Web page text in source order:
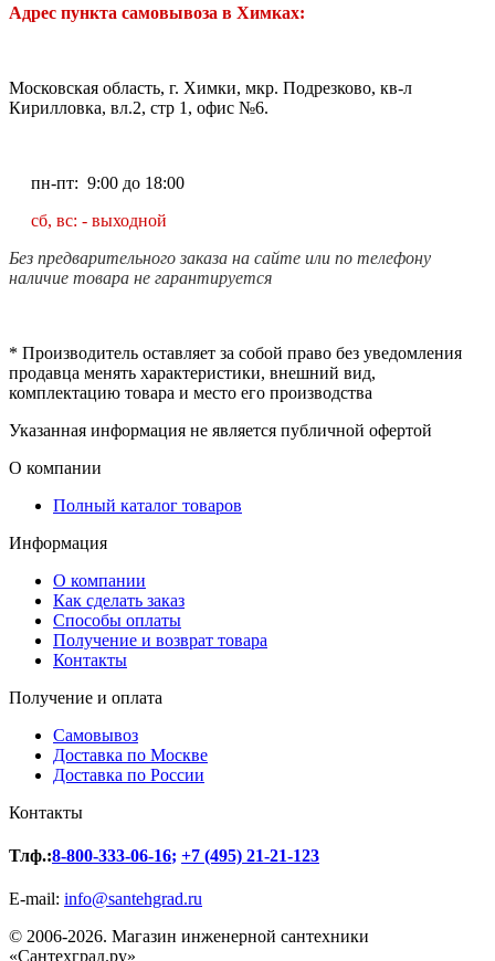
Адрес пункта самовывоза в Химках:
Московская область, г. Химки, мкр. Подрезково, кв-л
Кирилловка, вл.2, стр 1, офис №6.
пн-пт: 9:00 до 18:00
сб, вс: - выходной
Без предварительного заказа на сайте или по телефону
наличие товара не гарантируется
* Производитель оставляет за собой право без уведомления
продавца менять характеристики, внешний вид,
комплектацию товара и место его производства
Указанная информация не является публичной офертой
О компании
Полный каталог товаров
Информация
О компании
Как сделать заказ
Способы оплаты
Получение и возврат товара
Контакты
Получение и оплата
Самовывоз
Доставка по Москве
Доставка по России
Контакты
Тлф.:8-800-333-06-16; +7 (495) 21-21-123
E-mail: info@santehgrad.ru
© 2006-2026. Магазин инженерной сантехники
«Сантехград.ру»